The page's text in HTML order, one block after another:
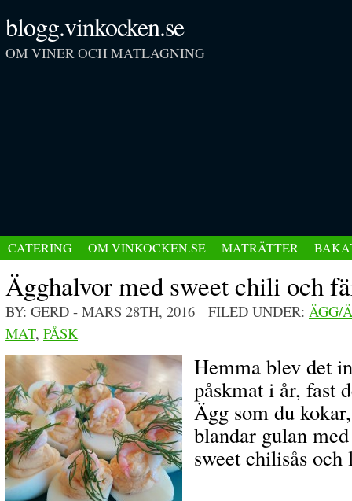
blogg.vinkocken.se
OM VINER OCH MATLAGNING
CATERING OM VINKOCKEN.SE MATRÄTTER
Ägghalvor med sweet chili och
BY: GERD - MARS 28TH, 2016 FILED UNDER: ÄGG/
MAT, PÅSK
Hemma blev det
påskmat i år, fast
Ägg som du
blandar gulan
sweet chilisås